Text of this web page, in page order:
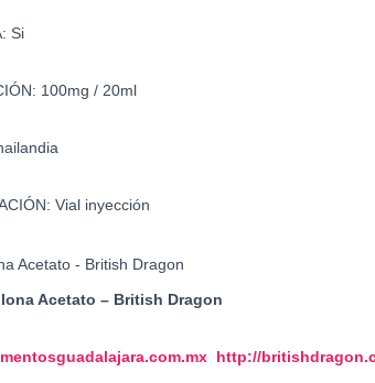
Si
100mg / 20ml
Vial inyección
Acetato – British Dragon
com.mx http://